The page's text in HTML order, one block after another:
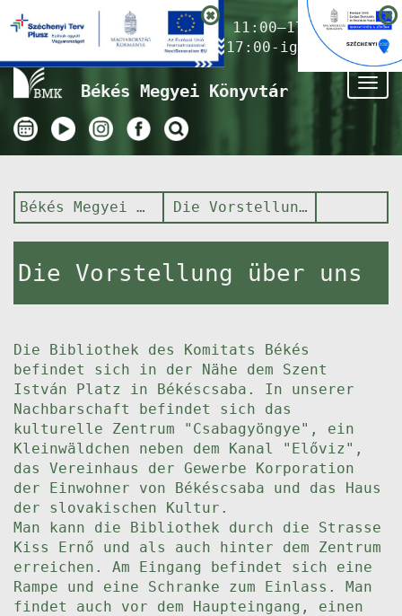
Nyitvatartás ma:11:00–17:00
(Gyermekkönyvtár 17:00-ig)
Békés Megyei Könyvtár
Békés Megyei Könyvtár Die Vorstellung über uns
Die Vorstellung über uns
Die Bibliothek des Komitats Békés
befindet sich in der Nähe dem Szent
István Platz in Békéscsaba. In unserer
Nachbarschaft befindet sich das
kulturelle Zentrum "Csabagyöngye", ein
Kleinwäldchen neben dem Kanal "Előviz",
das Vereinhaus der Gewerbe Korporation
der Einwohner von Békéscsaba und das Haus
der slovakischen Kultur.
Man kann die Bibliothek durch die Strasse
Kiss Ernő und als auch hinter dem Zentrum
erreichen. Am Eingang befindet sich eine
Rampe und eine Schranke zum Einlass. Man
findet auch vor dem Haupteingang, einen